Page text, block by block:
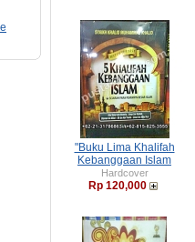
"Buku Lima Khalifah
Kebanggaan Islam
Hardcover
Rp 120,000